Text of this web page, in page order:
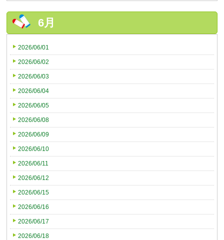
6月
2026/06/01
2026/06/02
2026/06/03
2026/06/04
2026/06/05
2026/06/08
2026/06/09
2026/06/10
2026/06/11
2026/06/12
2026/06/15
2026/06/16
2026/06/17
2026/06/18